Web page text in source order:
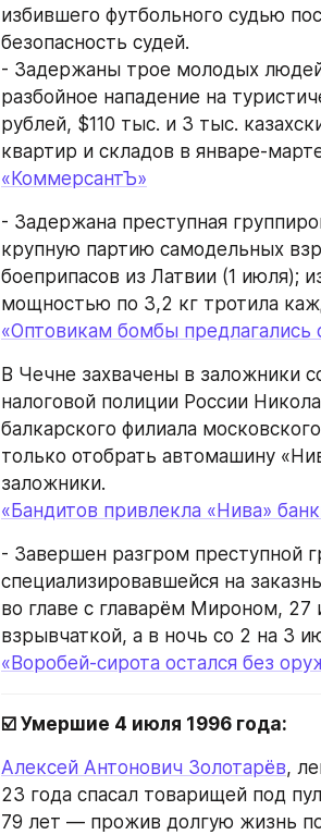
избившего футбольного судью
безопасность судей.
- Задержаны трое молодых
разбойное нападение на
рублей, $110 тыс. и 3 тыс.
квартир и складов в январе-
«КоммерсантЪ»
- Задержана преступная
крупную партию самодельных
боеприпасов из Латвии (1 июля);
мощностью по 3,2 кг тротила
«Оптовикам бомбы предлагались
В Чечне захвачены в заложники
налоговой полиции России
балкарского филиала
только отобрать автомашину
заложники.
«Бандитов привлекла «Нива»
- Завершен разгром преступной
специализировавшейся на
во главе с главарём Мироном,
взрывчаткой, а в ночь со 2 на 3
«Воробей-сирота остался без
☑️ Умершие 4 июля 1996 года:
Алексей Антонович Золотарёв,
23 года спасал товарищей под
79 лет — прожив долгую жизнь